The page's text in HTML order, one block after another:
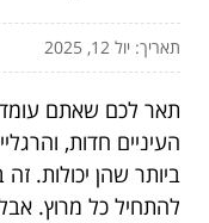
תאריך: יול 12, 2025
תאר לכם שאתם
העיניים חדות,
ביותר שהן יכולות.
להתחיל כל מרוץ.